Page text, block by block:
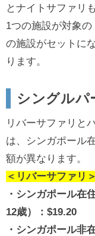
とナイトサファリ
1つの施設が対象
の施設がセットに
ります。
シングルパ
リバーサファリと
は、シンガポール
額が異なります。
＜リバーサファリ＞
・シンガポール
12歳）：$19.20
・シンガポール